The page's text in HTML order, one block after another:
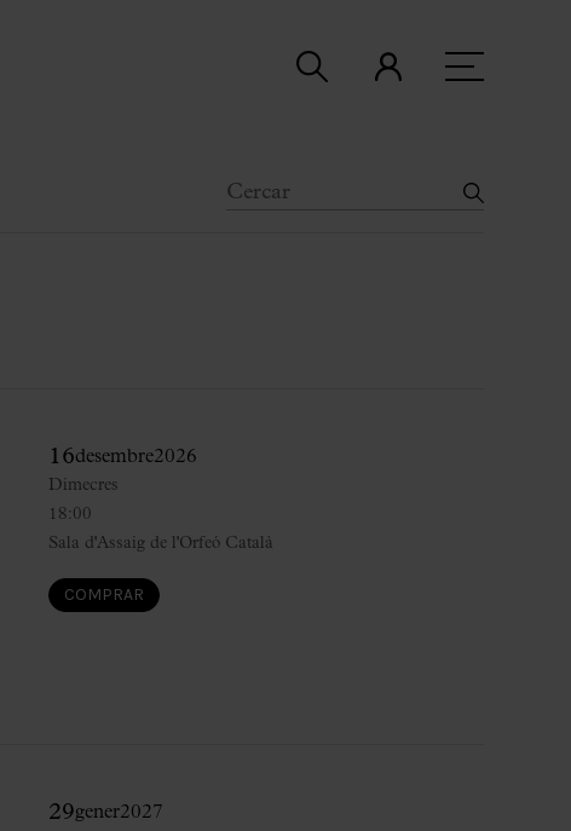
16desembre2026
18:00
Dimecres
Sala d'Assaig de l'Orfeó Català
COMPRAR
29gener2027